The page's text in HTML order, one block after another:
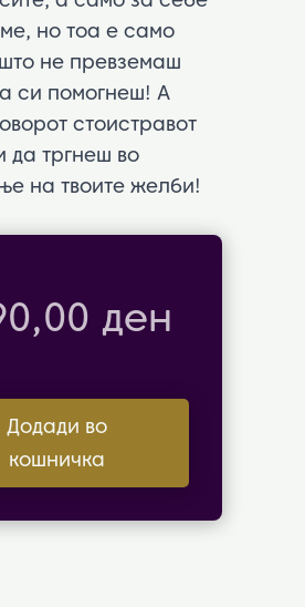
но тоа е само
не превземаш
си помогнеш! А
стоистравот
да тргнеш во
на твоите желби!
ден
Додади во
кошничка